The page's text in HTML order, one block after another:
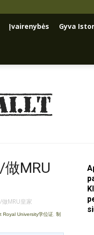
Įvairenybės Gyva
MRU
MRU皇家
Royal University学位证 制